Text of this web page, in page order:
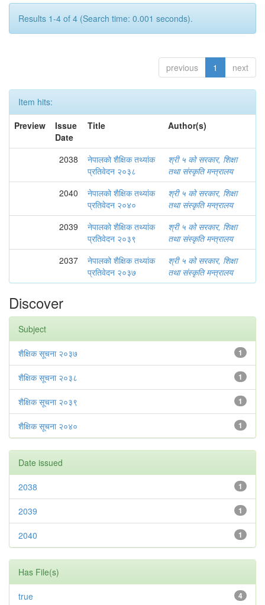
Results 1-4 of 4 (Search time: 0.001 seconds).
previous 1 next
Item hits:
Preview
Issue
Date
Title Author(s)
2038
नेपालको शैक्षिक तथ्यांक
प्रतिवेदन २०३८
श्री ५ को सरकार, शिक्षा
तथा संस्कृति मन्त्रालय
2040
नेपालको शैक्षिक तथ्यांक
प्रतिवेदन २०४०
श्री ५ को सरकार, शिक्षा
तथा संस्कृति मन्त्रालय
2039
नेपालको शैक्षिक तथ्यांक
प्रतिवेदन २०३९
श्री ५ को सरकार, शिक्षा
तथा संस्कृति मन्त्रालय
2037
नेपालको शैक्षिक तथ्यांक
प्रतिवेदन २०३७
श्री ५ को सरकार, शिक्षा
तथा संस्कृति मन्त्रालय
Discover
Subject
1
शैक्षिक सूचना २०३७
1
शैक्षिक सूचना २०३८
1
शैक्षिक सूचना २०३९
1
शैक्षिक सूचना २०४०
Date issued
1
2038
1
2039
1
2040
Has File(s)
4
true